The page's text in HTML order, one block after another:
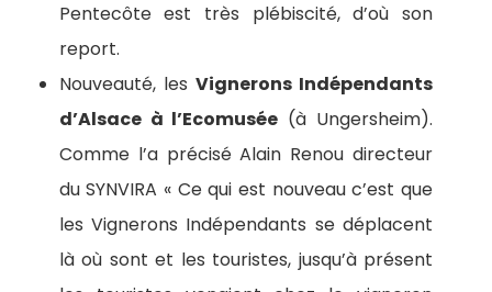
Pentecôte est très plébiscité, d’où son
report.
Nouveauté, lesVignerons Indépendants
d’Alsace à l’Ecomusée (à Ungersheim).
Comme l’a précisé Alain Renou directeur
du SYNVIRA « Ce qui est nouveau c’est que
les Vignerons Indépendants se déplacent
là où sont et les touristes, jusqu’à présent